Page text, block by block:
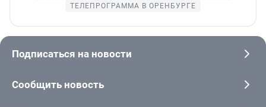
ТЕЛЕПРОГРАММА В ОРЕНБУРГЕ
Подписаться на новости
Сообщить новость